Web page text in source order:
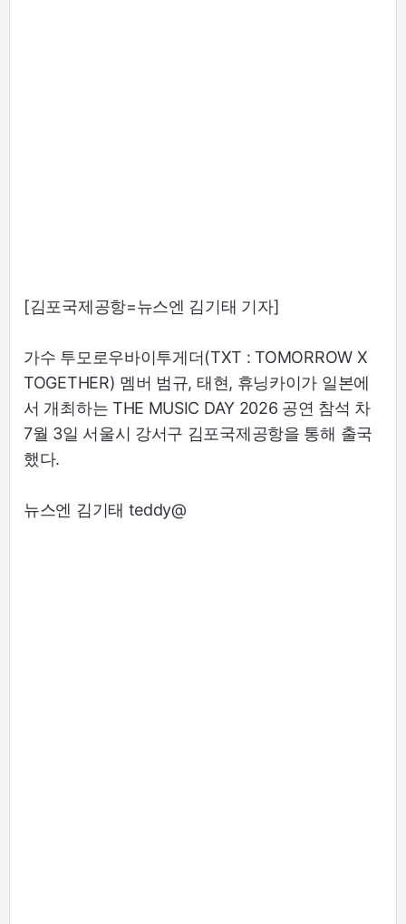
[김포국제공항=뉴스엔 김기태 기자]
가수 투모로우바이투게더(TXT : TOMORROW X
TOGETHER) 멤버 범규, 태현, 휴닝카이가 일본에
서 개최하는 THE MUSIC DAY 2026 공연 참석 차
7월 3일 서울시 강서구 김포국제공항을 통해 출국
했다.
뉴스엔 김기태 teddy@